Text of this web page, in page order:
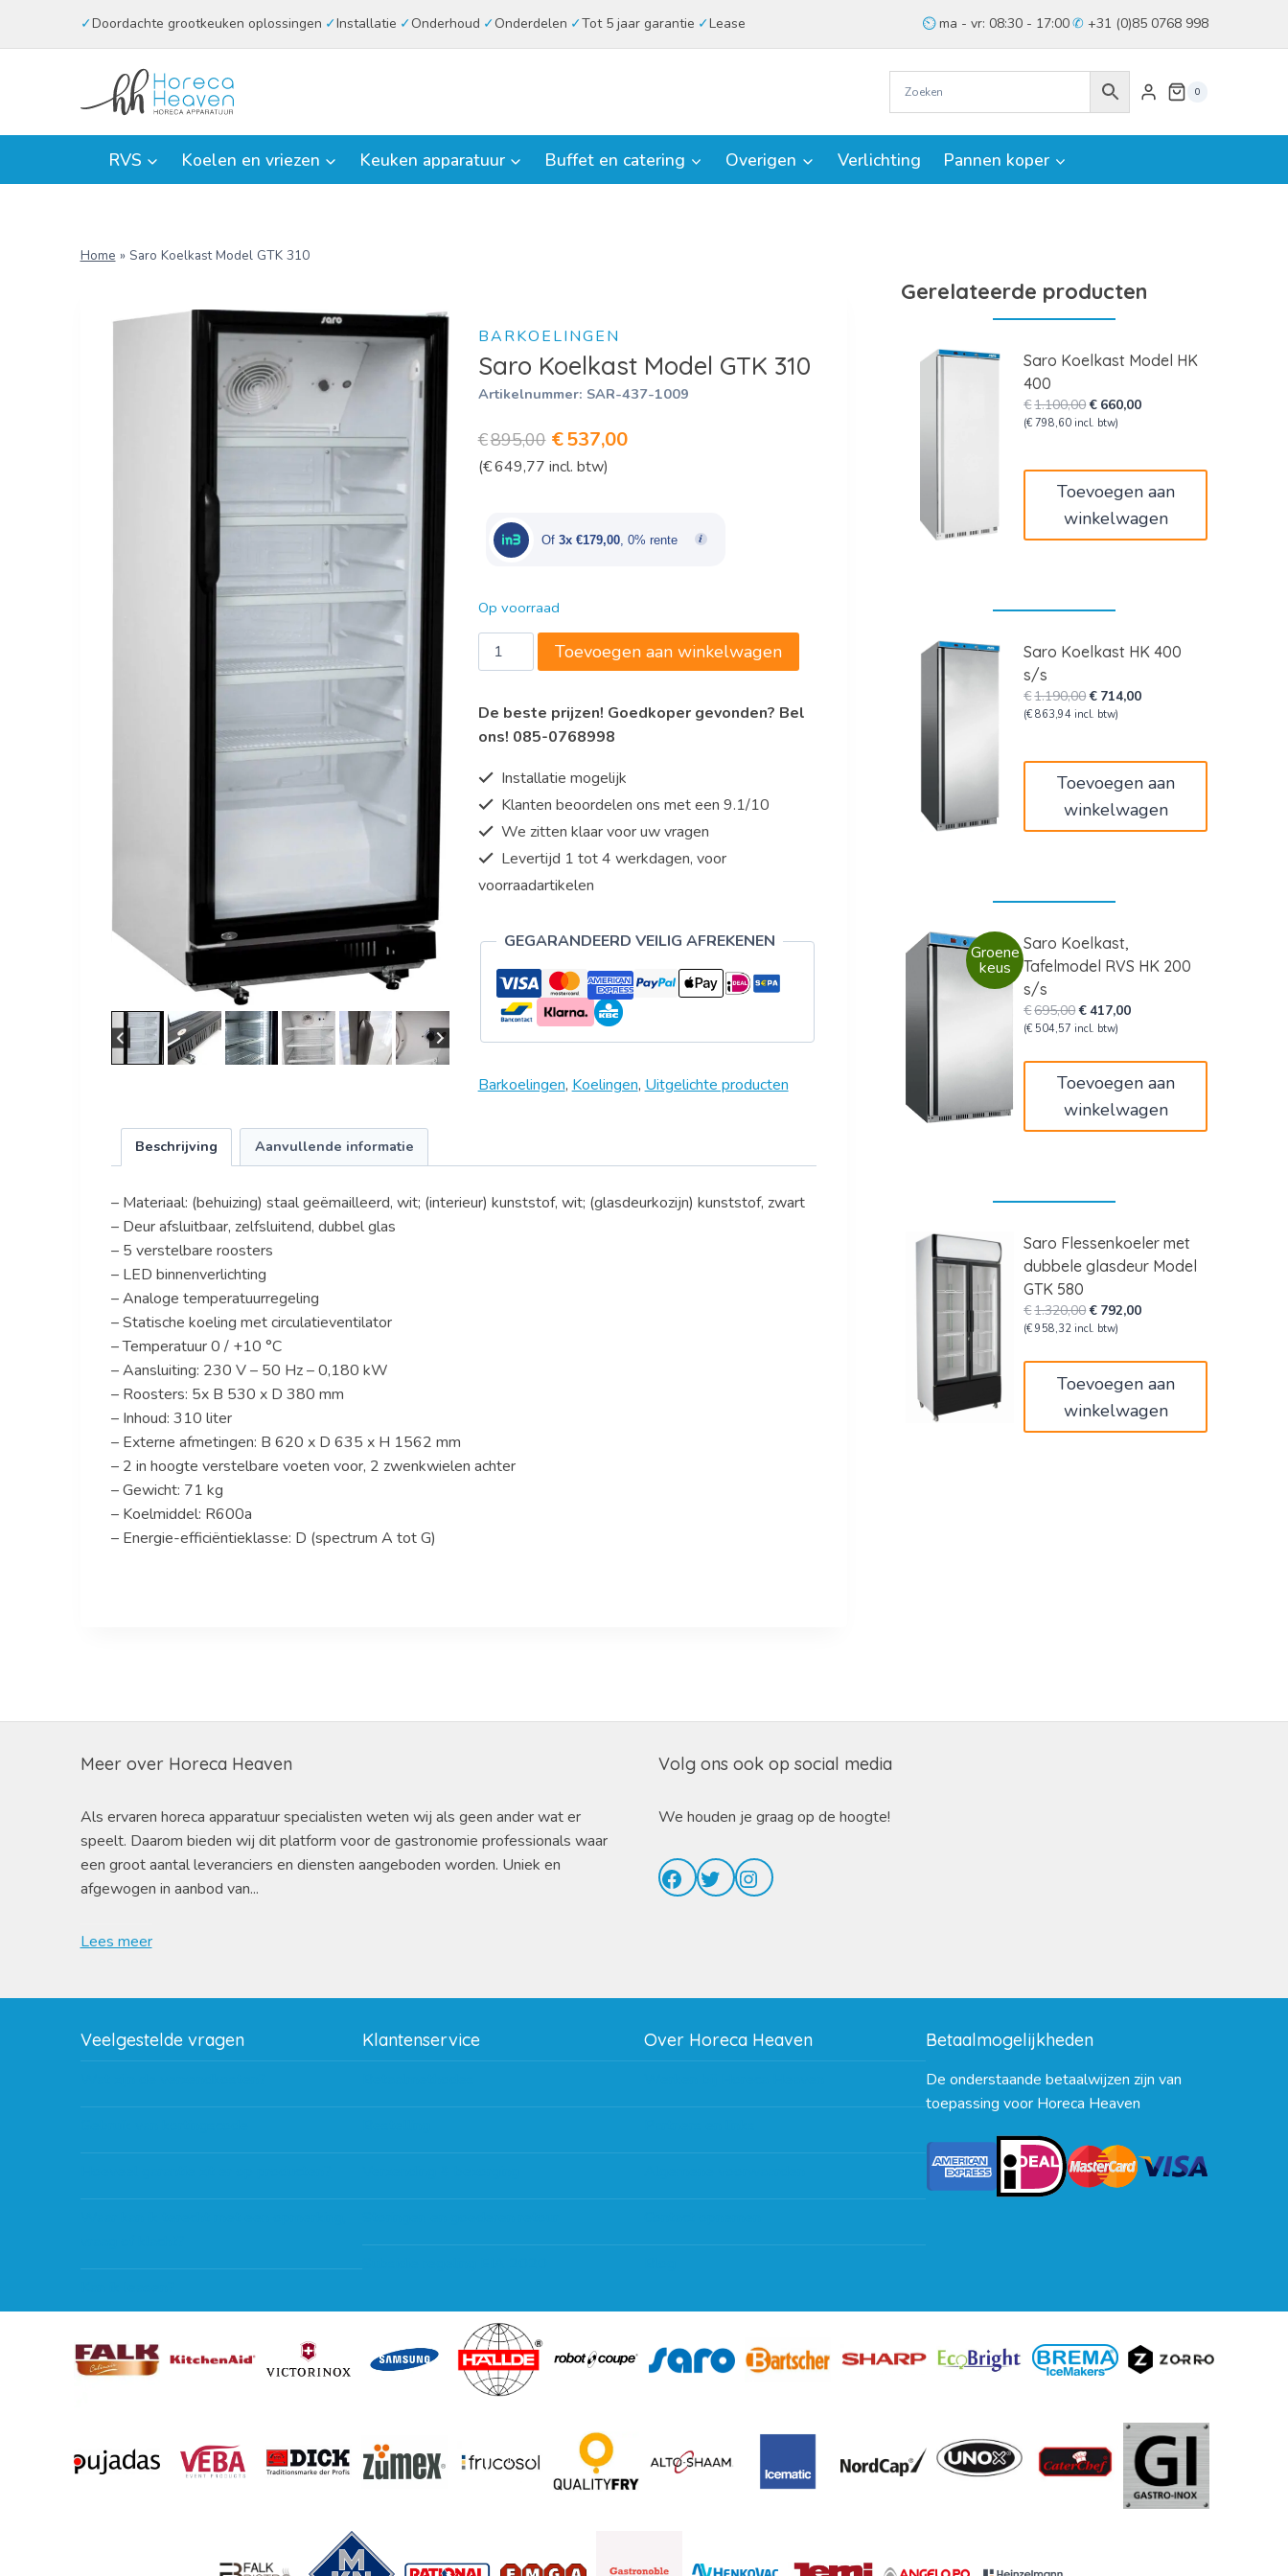
Doordachte grootkeuken oplossingen Installatie Onderhoud Onderdelen Tot 5 jaar garantie Lease ma - vr: 08:30 - 17:00 +31 (0)85 0768 998
0
RVS Koelen en vriezen Keuken apparatuur Buffet en catering Overigen Verlichting Pannen koper
Home » Saro Koelkast Model GTK 310
BARKOELINGEN
Saro Koelkast Model GTK 310
Artikelnummer: SAR-437-1009
€895,00 Oorspronkelijke
prijs
€895,00.
€537,00Huidige
€537,00.
(€649,77 incl. btw)
Of 3x €179,00, 0% rente
Op voorraad
Saro
Koelkast
GTK
310
Toevoegen aan winkelwagen
De beste prijzen! Goedkoper gevonden? Bel
ons! 085-0768998
Installatie mogelijk
Klanten beoordelen ons met een 9.1/10
We zitten klaar voor uw vragen
Levertijd 1 tot 4 werkdagen, voor
voorraadartikelen
GEGARANDEERD VEILIG AFREKENEN
Barkoelingen, Koelingen, Uitgelichte producten
Beschrijving Aanvullende informatie
– Materiaal: (behuizing) staal geëmailleerd, wit; (interieur) kunststof, wit; (glasdeurkozijn) kunststof, zwart
– Deur afsluitbaar, zelfsluitend, dubbel glas
– 5 verstelbare roosters
– LED binnenverlichting
– Analoge temperatuurregeling
– Statische koeling met circulatieventilator
– Temperatuur 0 / +10 °C
– Aansluiting: 230 V – 50 Hz – 0,180 kW
– Roosters: 5x B 530 x D 380 mm
– Inhoud: 310 liter
– Externe afmetingen: B 620 x D 635 x H 1562 mm
– 2 in hoogte verstelbare voeten voor, 2 zwenkwielen achter
– Gewicht: 71 kg
– Koelmiddel: R600a
– Energie-efficiëntieklasse: D (spectrum A tot G)
Gerelateerde producten
Saro Koelkast Model HK
400
€1.100,00Oorspronkelijke
prijs
€ 660,00Huidige
(€ 798,60 incl. btw)
Toevoegen aan
winkelwagen
Saro Koelkast HK 400
s/s
€1.190,00Oorspronkelijke
prijs
€ 714,00Huidige
(€ 863,94 incl. btw)
Toevoegen aan
winkelwagen
Groene
keus
Saro Koelkast,
Tafelmodel RVS HK 200
s/s
€695,00Oorspronkelijke
prijs
€417,00Huidige
(€ 504,57 incl. btw)
Toevoegen aan
winkelwagen
Saro Flessenkoeler met
dubbele glasdeur Model
GTK 580
€1.320,00Oorspronkelijke
prijs
€ 792,00Huidige
(€ 958,32 incl. btw)
Toevoegen aan
winkelwagen
Meer over Horeca Heaven
Als ervaren horeca apparatuur specialisten weten wij als geen ander wat er
speelt. Daarom bieden wij dit platform voor de gastronomie professionals waar
een groot aantal leveranciers en diensten aangeboden worden. Uniek en
afgewogen in aanbod van...
Lees meer
Volg ons ook op social media
We houden je graag op de hoogte!
Facebook
TwitterInstagram
Veelgestelde vragen Klantenservice
Subsidie regeling EIA 2020
Over Horeca Heaven Betaalmogelijkheden
De onderstaande betaalwijzen zijn van
toepassing voor Horeca Heaven